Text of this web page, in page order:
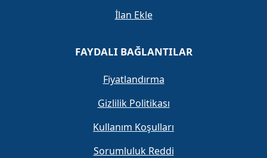
İlan Ekle
FAYDALI BAĞLANTILAR
Fiyatlandırma
Gizlilik Politikası
Kullanım Koşulları
Sorumluluk Reddi